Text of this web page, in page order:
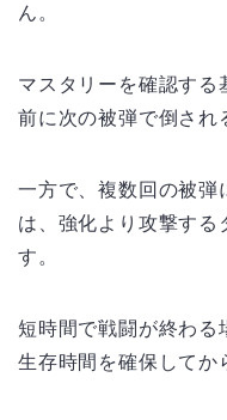
ん。
マスタリーを確認する
前に次の被弾で倒され
一方で、複数回の被弾
は、強化より攻撃する
す。
短時間で戦闘が終わる
生存時間を確保してか